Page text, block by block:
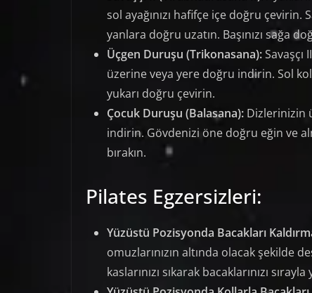
sol ayağınızı hafifçe içe doğru çevirin.
yanlara doğru uzatın. Başınızı sağa
Üçgen Duruşu (Trikonasana):Savaşçı
üzerine veya yere doğru indirin. Sol
yukarı doğru çevirin.
Çocuk Duruşu (Balasana): Dizlerinizin
indirin. Gövdenizi öne doğru eğin ve
bırakın.
Pilates Egzersizleri:
Yüzüstü Pozisyonda Bacakları
omuzlarınızın altında olacak şekilde
kaslarınızı sıkarak bacaklarınızı sırayla